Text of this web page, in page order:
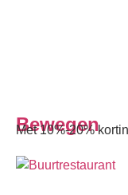
Bewegen
Met 10%-20%